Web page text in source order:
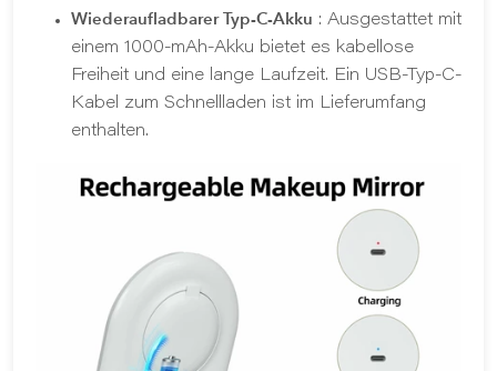
Wiederaufladbarer Typ-C-Akku : Ausgestattet mit
einem 1000-mAh-Akku bietet es kabellose
Freiheit und eine lange Laufzeit. Ein USB-Typ-C-
Kabel zum Schnellladen ist im Lieferumfang
enthalten.